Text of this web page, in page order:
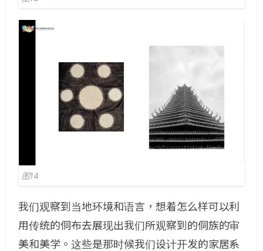
图14
我们观察到当地环境和语言，想着怎么样可以利
用传统的侗布去展现出我们所观察到的侗族的审
美和美学。这些是那时候我们设计开发的家居系